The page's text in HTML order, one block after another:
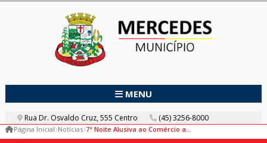
MENU
Rua Dr. Osvaldo Cruz, 555 Centro (45) 3256-8000
Página Inicial Notícias 7ª Noite Alusiva ao Comércio acontece nesta segunda-feira em Mercedes